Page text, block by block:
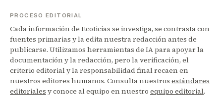
PROCESO EDITORIAL
Cada información de Ecoticias se investiga, se contrasta con
fuentes primarias y la edita nuestra redacción antes de
publicarse. Utilizamos herramientas de IA para apoyar la
documentación y la redacción, pero la verificación, el
criterio editorial y la responsabilidad final recaen en
nuestros editores humanos. Consulta nuestros estándares
editoriales y conoce al equipo en nuestro equipo editorial.